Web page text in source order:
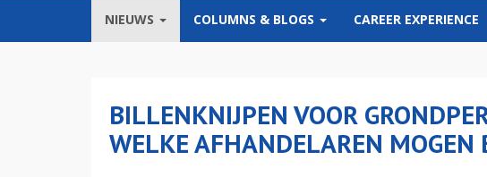
NIEUWS COLUMNS & BLOGS CAREER EXPERIENCE
BILLENKNIJPEN VOOR
WELKE AFHANDELAREN MOGEN